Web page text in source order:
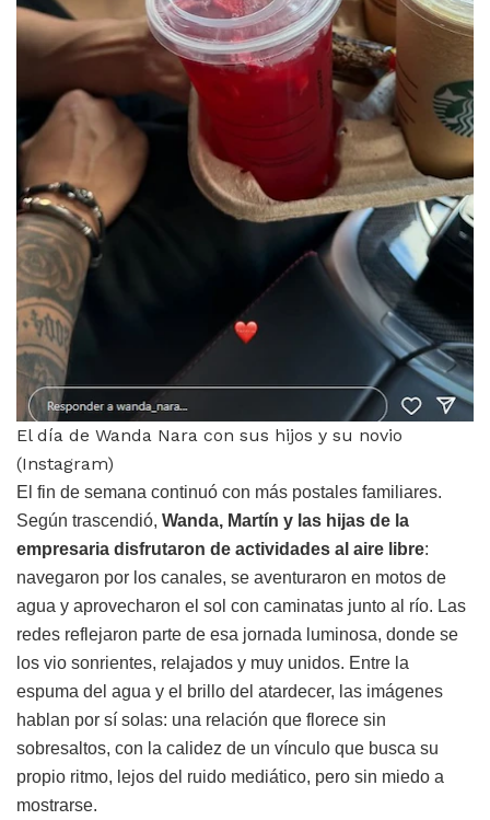
El día de Wanda Nara con sus hijos y su novio
(Instagram)
El fin de semana continuó con más postales familiares.
Según trascendió, Wanda, Martín y las hijas de la
empresaria disfrutaron de actividades al aire libre:
navegaron por los canales, se aventuraron en motos de
agua y aprovecharon el sol con caminatas junto al río. Las
redes reflejaron parte de esa jornada luminosa, donde se
los vio sonrientes, relajados y muy unidos. Entre la
espuma del agua y el brillo del atardecer, las imágenes
hablan por sí solas: una relación que florece sin
sobresaltos, con la calidez de un vínculo que busca su
propio ritmo, lejos del ruido mediático, pero sin miedo a
mostrarse.